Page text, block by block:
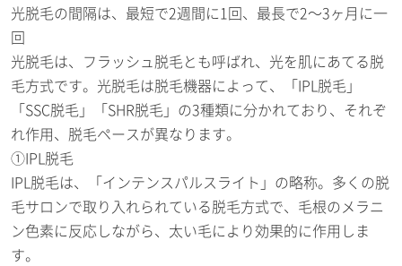
光脱毛の間隔は、最短で2週間に1回、最長で2～3ヶ月に一
回
光脱毛は、フラッシュ脱毛とも呼ばれ、光を肌にあてる脱
毛方式です。光脱毛は脱毛機器によって、「IPL脱毛」
「SSC脱毛」「SHR脱毛」の3種類に分かれており、それぞ
れ作用、脱毛ペースが異なります。
①IPL脱毛
IPL脱毛は、「インテンスパルスライト」の略称。多くの脱
毛サロンで取り入れられている脱毛方式で、毛根のメラニ
ン色素に反応しながら、太い毛により効果的に作用しま
す。